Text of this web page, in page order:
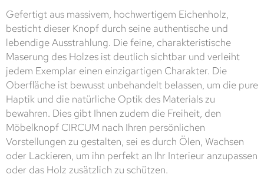
Gefertigt aus massivem, hochwertigem Eichenholz,
besticht dieser Knopf durch seine authentische und
lebendige Ausstrahlung. Die feine, charakteristische
Maserung des Holzes ist deutlich sichtbar und verleiht
jedem Exemplar einen einzigartigen Charakter. Die
Oberfläche ist bewusst unbehandelt belassen, um die pure
Haptik und die natürliche Optik des Materials zu
bewahren. Dies gibt Ihnen zudem die Freiheit, den
Möbelknopf CIRCUM nach Ihren persönlichen
Vorstellungen zu gestalten, sei es durch Ölen, Wachsen
oder Lackieren, um ihn perfekt an Ihr Interieur anzupassen
oder das Holz zusätzlich zu schützen.